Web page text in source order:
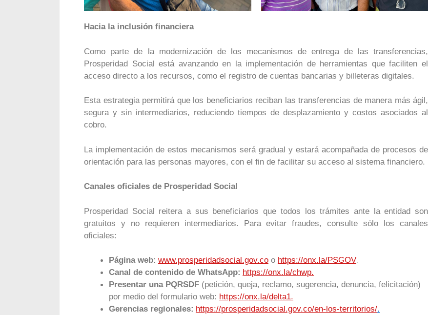
Hacia la inclusión financiera
Como parte de la modernización de los mecanismos de entrega de las transferencias,
Prosperidad Social está avanzando en la implementación de herramientas que faciliten el
acceso directo a los recursos, como el registro de cuentas bancarias y billeteras digitales.
Esta estrategia permitirá que los beneficiarios reciban las transferencias de manera más ágil,
segura y sin intermediarios, reduciendo tiempos de desplazamiento y costos asociados al
cobro.
La implementación de estos mecanismos será gradual y estará acompañada de procesos de
orientación para las personas mayores, con el fin de facilitar su acceso al sistema financiero.
Canales oficiales de Prosperidad Social
Prosperidad Social reitera a sus beneficiarios que todos los trámites ante la entidad son
gratuitos y no requieren intermediarios. Para evitar fraudes, consulte sólo los canales
oficiales:
Página web: www.prosperidadsocial.gov.co o https://onx.la/PSGOV.
Canal de contenido de WhatsApp: https://onx.la/chwp.
Presentar una PQRSDF (petición, queja, reclamo, sugerencia, denuncia, felicitación)
por medio del formulario web: https://onx.la/delta1.
Gerencias regionales: https://prosperidadsocial.gov.co/en-los-territorios/.